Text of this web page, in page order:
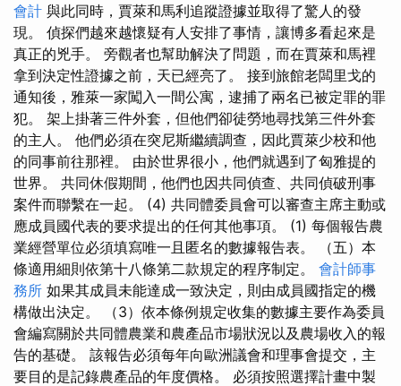
會計 與此同時，賈萊和馬利追蹤證據並取得了驚人的發
現。 偵探們越來越懷疑有人安排了事情，讓博多看起來是
真正的兇手。 旁觀者也幫助解決了問題，而在賈萊和馬裡
拿到決定性證據之前，天已經亮了。 接到旅館老闆里戈的
通知後，雅萊一家闖入一間公寓，逮捕了兩名已被定罪的罪
犯。 架上掛著三件外套，但他們卻徒勞地尋找第三件外套
的主人。 他們必須在突尼斯繼續調查，因此賈萊少校和他
的同事前往那裡。 由於世界很小，他們就遇到了匈雅提的
世界。 共同休假期間，他們也因共同偵查、共同偵破刑事
案件而聯繫在一起。 (4) 共同體委員會可以審查主席主動或
應成員國代表的要求提出的任何其他事項。 (1) 每個報告農
業經營單位必須填寫唯一且匿名的數據報告表。 （五）本
條適用細則依第十八條第二款規定的程序制定。 會計師事
務所 如果其成員未能達成一致決定，則由成員國指定的機
構做出決定。 （3）依本條例規定收集的數據主要作為委員
會編寫關於共同體農業和農產品市場狀況以及農場收入的報
告的基礎。 該報告必須每年向歐洲議會和理事會提交，主
要目的是記錄農產品的年度價格。 必須按照選擇計畫中製